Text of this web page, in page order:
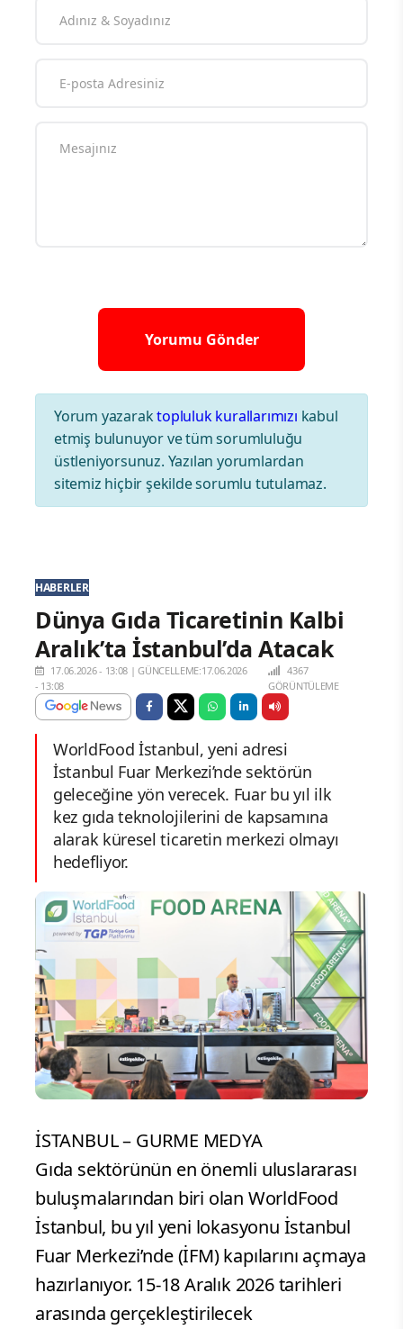
Yorum yazaraktopluluk kurallarımızı kabul
etmiş bulunuyor ve tüm sorumluluğu
üstleniyorsunuz. Yazılan yorumlardan
sitemiz hiçbir şekilde sorumlu tutulamaz.
HABERLER
Dünya Gıda Ticaretinin Kalbi
Aralık’ta İstanbul’da Atacak
17.06.2026 - 13:08 |GÜNCELLEME:17.06.2026
- 13:08
4367
GÖRÜNTÜLEME
WorldFood İstanbul, yeni adresi
İstanbul Fuar Merkezi’nde sektörün
geleceğine yön verecek. Fuar bu yıl ilk
kez gıda teknolojilerini de kapsamına
alarak küresel ticaretin merkezi olmayı
hedefliyor.
İSTANBUL – GURME MEDYA
Gıda sektörünün en önemli uluslararası
buluşmalarından biri olan WorldFood
İstanbul, bu yıl yeni lokasyonu İstanbul
Fuar Merkezi’nde (İFM) kapılarını açmaya
hazırlanıyor. 15-18 Aralık 2026 tarihleri
arasında gerçekleştirilecek